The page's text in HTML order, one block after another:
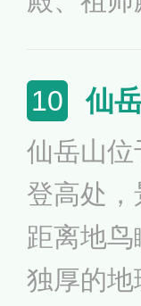
建筑型
观音为石
10 仙
仙岳山
登高处
距离地
独厚的